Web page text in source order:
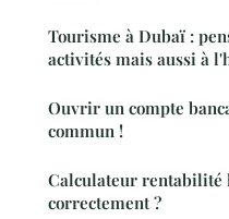
Tourisme à Dubaï :
activités mais aussi à
Ouvrir un compte
commun !
Calculateur rentabilité
correctement ?